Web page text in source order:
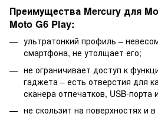
Преимущества Mercury для
Moto G6 Play:
ультратонкий профиль –
смартфона, не утолщает его;
не ограничивает доступ к
гаджета – есть отверстия для
сканера отпечатков, USB-порта
не скользит на поверхностях и в